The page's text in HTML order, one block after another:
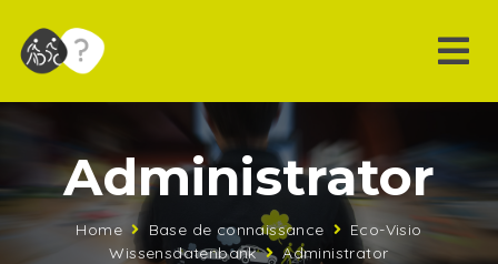
Administrator
Home Base de connaissance
Eco-Visio
Wissensdatenbank
Administrator